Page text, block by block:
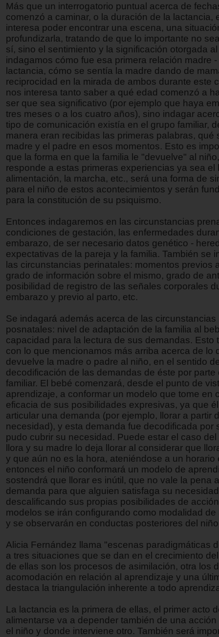
Más que un interrogatorio puntual acerca de
comenzó a caminar, o la duración de la lactancia,
interesa poder encontrar una escena, una
profundizarla, tratando de que lo importante no
sí, sino el sentimiento y la significación otorgada
indagamos cómo fue esa primera relación madre
lactancia, cómo se sentía la madre dando de
reciprocidad en la mirada de ambos durante este
nos interesa tanto saber a qué edad comenzó a
ser que sea significativo (por ejemplo que haya
tres meses o a los cuatro años), sino indagar
tipo de comunicación existía en el grupo familiar,
manera eran recibidas las primeras palabras, qué
madre y el padre en esos momentos. Esto es
que la forma en que la familia le "devuelve" al
responde a estas primeras experiencias ya sea el
alimentación, la marcha, etc., será una forma de
para el niño de estos acontecimientos y serán
para la constitución de su psiquismo.
Entonces indagaremos en las circunstancias
condiciones de gestación, las enfermedades
embarazo, de ser necesario datos genético -
expectativas de la pareja y la familia. También se
las circunstancias perinatales: momentos previos
grado de información sobre el mismo, grado de
posibilidad de registro de las señales corporales
embarazo y previo al parto, etc.
Se indagará además acerca de las
posnatales: nivel de adaptación de la familia al
capacidad para la lectura de sus demandas. Esto
con lo que mencionamos más arriba acerca de lo
devuelve la madre o padre al niño, en el sentido
decodificación de las demandas de éste por parte
familiar. El bebé comenzará, desde el punto de
aprendizaje, a conformar un modelo que tome en
eficacia de sus posibilidades expresivas, ya que
articular una demanda (por ejemplo, llorar a partir
necesidad), y esta demanda fue decodificada por
pudo cubrir su necesidad. Puede estar el caso
llora y su madre lo deja llorar al considerar que
y que aún no es la hora, ateniéndose a un horario
entonces el niño conformará un modelo de
sostendrá que llorar es inútil, que no vale la pena
demanda para que alguien satisfaga su
descalificando sus propias posibilidades de
modelos se irán configurando como modalidad
y se observarán en conductas posteriores del
Alicia Fernández llama "escenas paradigmáticas
a tres situaciones que se dan en el crecimiento
de ellas son los procesos de asimilación, otra los
acomodación en relación al aprendizaje y una
destaca la triangulación inherente a todo
La lactancia es la primera de ellas, el primer acto
alimentarse va a depender también de una
el niño y donde interviene otro. También será